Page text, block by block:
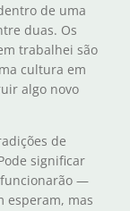
de uma
duas. Os
trabalhei são
cultura em
algo novo
de
significar
—
esperam, mas